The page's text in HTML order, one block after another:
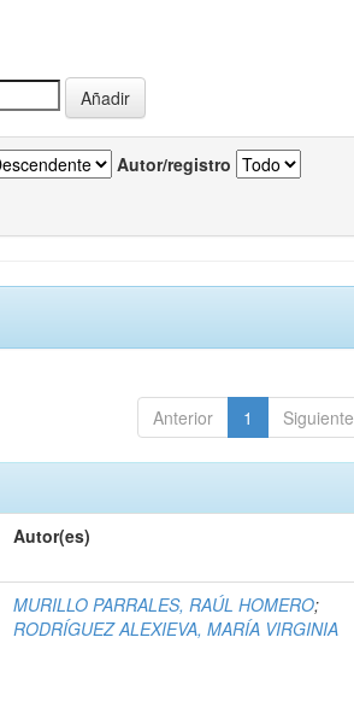
Autor/registro
Anterior 1 Siguiente
Autor(es)
MURILLO PARRALES, RAÚL HOMERO;
RODRÍGUEZ ALEXIEVA, MARÍA VIRGINIA